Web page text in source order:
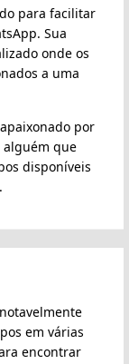
para facilitar
Sua
onde os
a uma
por
que
disponíveis
em várias
encontrar